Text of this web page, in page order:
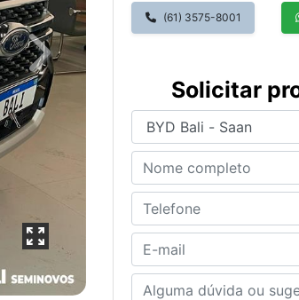
(61) 3575-8001
Solicitar
Next